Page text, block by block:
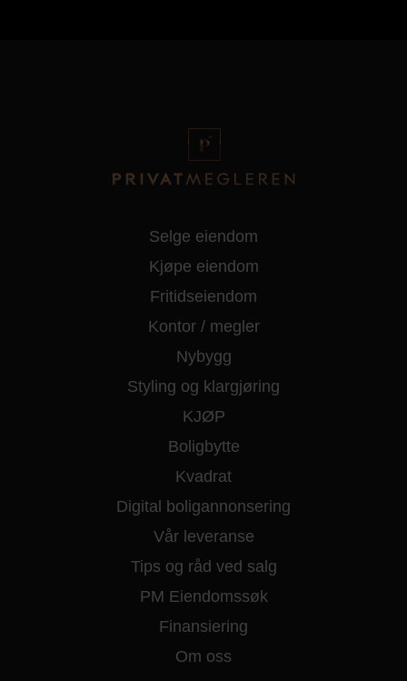
Selge eiendom
Kjøpe eiendom
Fritidseiendom
Kontor / megler
Nybygg
Styling og klargjøring
KJØP
Boligbytte
Kvadrat
Digital boligannonsering
Vår leveranse
Tips og råd ved salg
PM Eiendomssøk
Finansiering
Om oss